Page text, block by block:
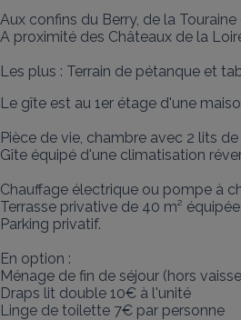
Aux confins du Berry, de la
A proximité des Châteaux de la
Les plus : Terrain de pétanque et
Le gîte est au 1er étage d'une
Pièce de vie, chambre avec 2 lits
Gîte équipé d'une climatisation
Chauffage électrique ou pompe à
Terrasse privative de 40 m²
Parking privatif.
En option :
Ménage de fin de séjour (hors
Draps lit double 10€ à l'unité
Linge de toilette 7€ par personne